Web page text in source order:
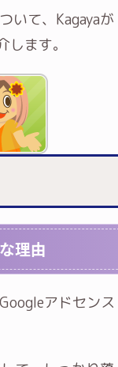
いて、Kagayaが
ます。
理由
アドセンス